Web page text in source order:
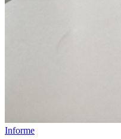
Informe